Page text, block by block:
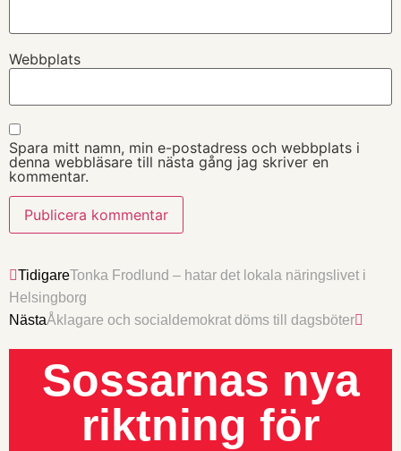
Webbplats
Spara mitt namn, min e-postadress och webbplats i
denna webbläsare till nästa gång jag skriver en
kommentar.
TidigareTonka Frodlund – hatar det lokala näringslivet i
Helsingborg
NästaÅklagare och socialdemokrat döms till dagsböter
Sossarnas nya
riktning för